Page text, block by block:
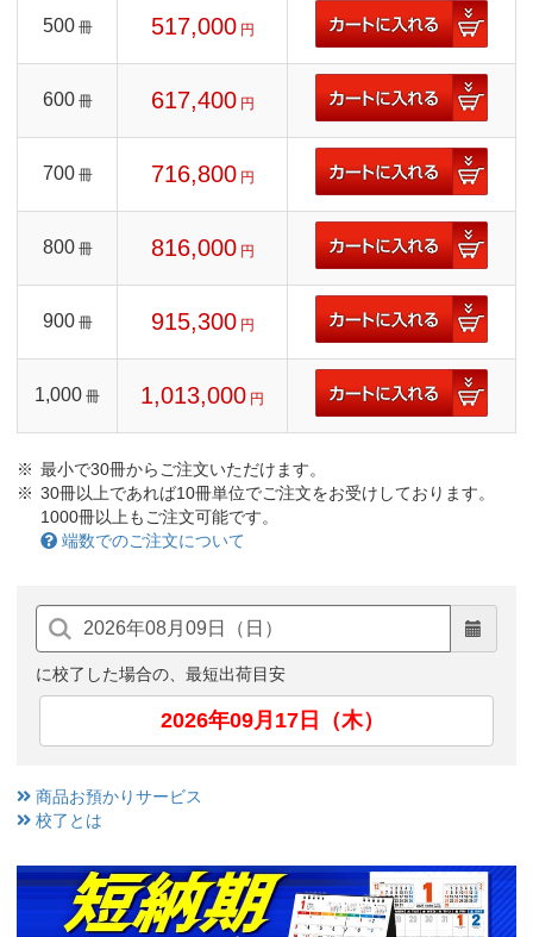
500 冊 517,000 円
600 冊 617,400 円
700 冊 716,800 円
800 冊 816,000 円
900 冊 915,300 円
1,000 冊 1,013,000 円
最小で30冊からご注文いただけます。
30冊以上であれば10冊単位でご注文をお受けしております。
1000冊以上もご注文可能です。
端数でのご注文について
に校了した場合の、最短出荷目安
2026年09月17日（木）
商品お預かりサービス
校了とは